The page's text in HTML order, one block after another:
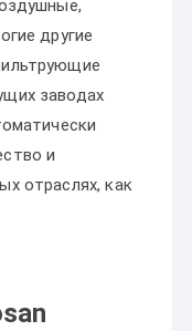
другие
заводах
и
отраслях, как